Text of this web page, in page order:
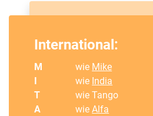
International:
M wie Mike
wie India
T
wie Tango
A
wieAlfa